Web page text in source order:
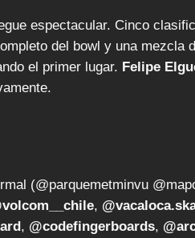
espectacular. Cinco
del bowl y una mezcla
el primer lugar. Felipe
(@parquemetminvu
,
, @codefingerboards,